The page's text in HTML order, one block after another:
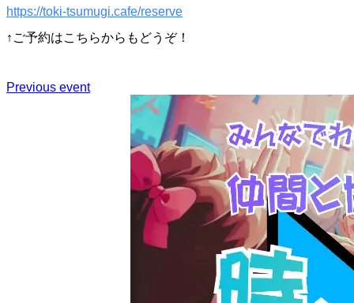
https://toki-tsumugi.cafe/reserve
↑ご予約はこちらからもどうぞ！
Previous event